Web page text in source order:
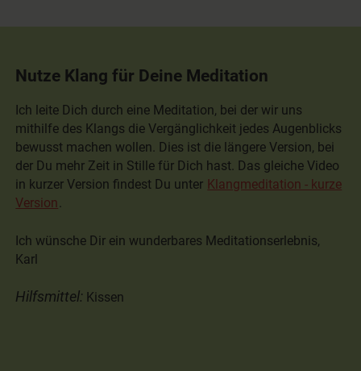
Nutze Klang für Deine Meditation
Ich leite Dich durch eine Meditation, bei der wir uns
mithilfe des Klangs die Vergänglichkeit jedes Augenblicks
bewusst machen wollen. Dies ist die längere Version, bei
der Du mehr Zeit in Stille für Dich hast. Das gleiche Video
in kurzer Version findest Du unter Klangmeditation - kurze
Version
Ich wünsche Dir ein wunderbares Meditationserlebnis,
Karl
Hilfsmittel: Kissen